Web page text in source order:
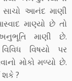
આનંદ માણી
માણ્યો છે તો
માણી છે.
વિષયો પર
મોકો મળ્યો છે.
શકે ?